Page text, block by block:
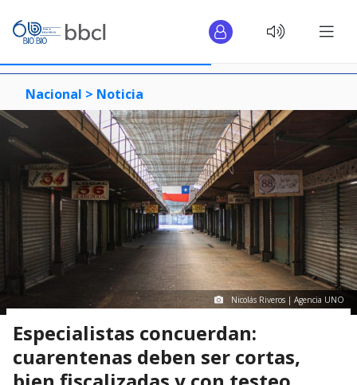
Nacional > Noticia
Nicolás Riveros | Agencia UNO
Especialistas concuerdan:
cuarentenas deben ser cortas,